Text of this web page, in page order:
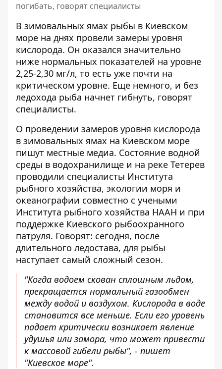
погибать, говорят специалисты
В зимовальных ямах рыбы в Киевском
море на днях провели замеры уровня
кислорода. Он оказался значительно
ниже нормальных показателей на уровне
2,25-2,30 мг/л, то есть уже почти на
критическом уровне. Еще немного, и без
ледохода рыба начнет гибнуть, говорят
специалисты.
О проведении замеров уровня кислорода
в зимовальных ямах на Киевском море
пишут местные медиа. Состояние водной
среды в водохранилище и на реке Тетерев
проводили специалисты Института
рыбного хозяйства, экологии моря и
океанографии совместно с учеными
Института рыбного хозяйства НААН и при
поддержке Киевского рыбоохранного
патруля. Говорят: сегодня, после
длительного ледостава, для рыбы
наступает самый сложный сезон.
"Когда водоем скован сплошным льдом,
прекращается нормальный газообмен
между водой и воздухом. Кислорода в воде
становится все меньше. Если его уровень
падает критически возникает явление
удушья или замора, что может привести
к массовой гибели рыбы", - пишет
"Киевское море".